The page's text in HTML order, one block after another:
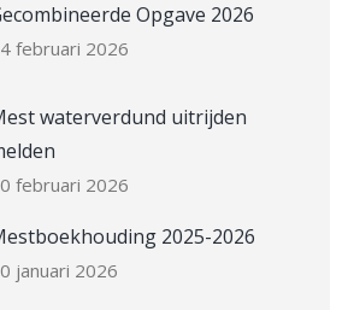
Opgave 2026
februari 2026
waterverdund uitrijden
februari 2026
2025-2026
januari 2026